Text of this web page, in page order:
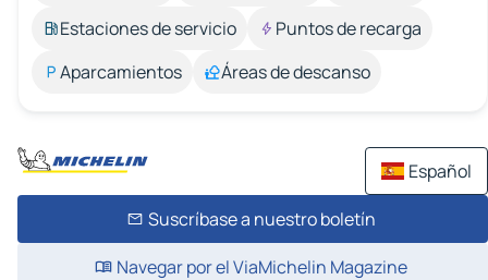
Estaciones de servicio
Puntos de recarga
Aparcamientos
Áreas de descanso
Español
Suscríbase a nuestro boletín
Navegar por el ViaMichelin Magazine